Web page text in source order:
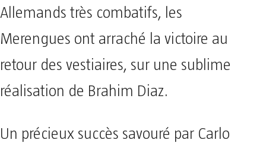
Allemands très combatifs, les
Merengues ont arraché la victoire au
retour des vestiaires, sur une sublime
réalisation de Brahim Diaz.
Un précieux succès savouré par Carlo